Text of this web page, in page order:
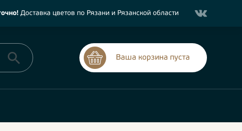
Доставка цветов по Рязани и Рязанской области
Ваша корзина пуста